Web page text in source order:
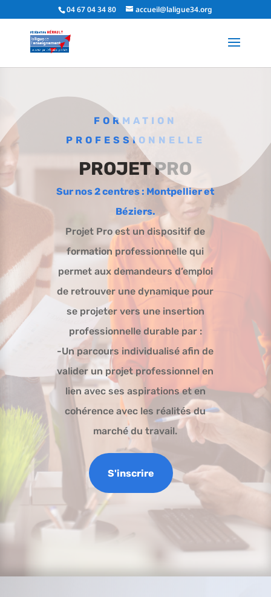
04 67 04 34 80 accueil@laligue34.org
FORMATION
PROFESSIONNELLE
PROJET PRO
Sur nos 2 centres : Montpellier et
Béziers.
Projet Pro est un dispositif de
formation professionnelle qui
permet aux demandeurs d’emploi
de retrouver une dynamique pour
se projeter vers une insertion
professionnelle durable par :
-Un parcours individualisé afin de
valider un projet professionnel en
lien avec ses aspirations et en
cohérence avec les réalités du
marché du travail.
S'inscrire